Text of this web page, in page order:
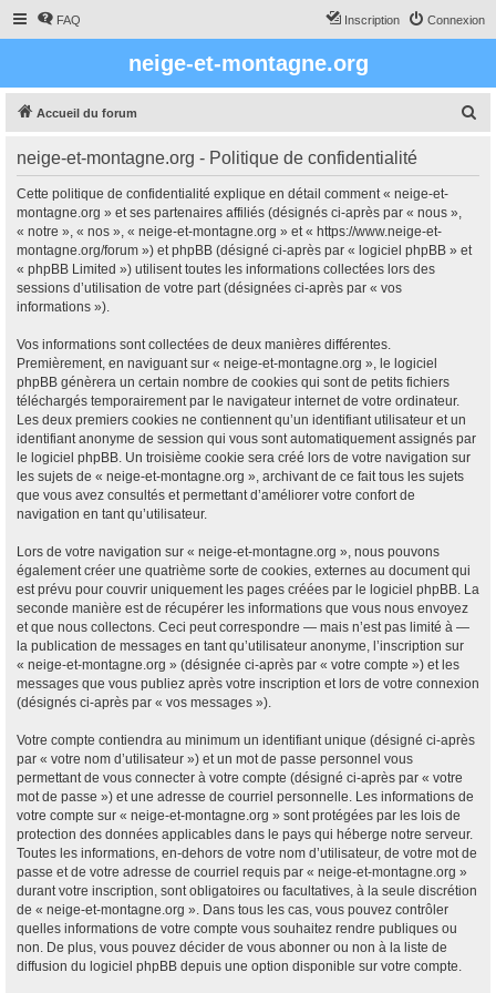
FAQ Connexion
Inscription
neige-et-montagne.org
Accueil du forum
neige-et-montagne.org - Politique de confidentialité
Cette politique de confidentialité explique en détail comment « neige-et-
montagne.org » et ses partenaires affiliés (désignés ci-après par « nous »,
« notre », « nos », « neige-et-montagne.org » et « https://www.neige-et-
montagne.org/forum ») et phpBB (désigné ci-après par « logiciel phpBB » et
« phpBB Limited ») utilisent toutes les informations collectées lors des
sessions d’utilisation de votre part (désignées ci-après par « vos
informations »).
Vos informations sont collectées de deux manières différentes.
Premièrement, en naviguant sur « neige-et-montagne.org », le logiciel
phpBB génèrera un certain nombre de cookies qui sont de petits fichiers
téléchargés temporairement par le navigateur internet de votre ordinateur.
Les deux premiers cookies ne contiennent qu’un identifiant utilisateur et un
identifiant anonyme de session qui vous sont automatiquement assignés par
le logiciel phpBB. Un troisième cookie sera créé lors de votre navigation sur
les sujets de « neige-et-montagne.org », archivant de ce fait tous les sujets
que vous avez consultés et permettant d’améliorer votre confort de
navigation en tant qu’utilisateur.
Lors de votre navigation sur « neige-et-montagne.org », nous pouvons
également créer une quatrième sorte de cookies, externes au document qui
est prévu pour couvrir uniquement les pages créées par le logiciel phpBB. La
seconde manière est de récupérer les informations que vous nous envoyez
et que nous collectons. Ceci peut correspondre — mais n’est pas limité à —
la publication de messages en tant qu’utilisateur anonyme, l’inscription sur
« neige-et-montagne.org » (désignée ci-après par « votre compte ») et les
messages que vous publiez après votre inscription et lors de votre connexion
(désignés ci-après par « vos messages »).
Votre compte contiendra au minimum un identifiant unique (désigné ci-après
par « votre nom d’utilisateur ») et un mot de passe personnel vous
permettant de vous connecter à votre compte (désigné ci-après par « votre
mot de passe ») et une adresse de courriel personnelle. Les informations de
votre compte sur « neige-et-montagne.org » sont protégées par les lois de
protection des données applicables dans le pays qui héberge notre serveur.
Toutes les informations, en-dehors de votre nom d’utilisateur, de votre mot de
passe et de votre adresse de courriel requis par « neige-et-montagne.org »
durant votre inscription, sont obligatoires ou facultatives, à la seule discrétion
de « neige-et-montagne.org ». Dans tous les cas, vous pouvez contrôler
quelles informations de votre compte vous souhaitez rendre publiques ou
non. De plus, vous pouvez décider de vous abonner ou non à la liste de
diffusion du logiciel phpBB depuis une option disponible sur votre compte.